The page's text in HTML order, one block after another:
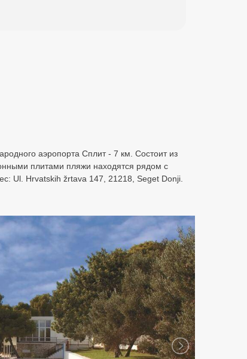
аэропорта Сплит - 7 км. Состоит из
плитами пляжи находятся рядом с
Ul. Hrvatskih žrtava 147, 21218, Seget Donji.